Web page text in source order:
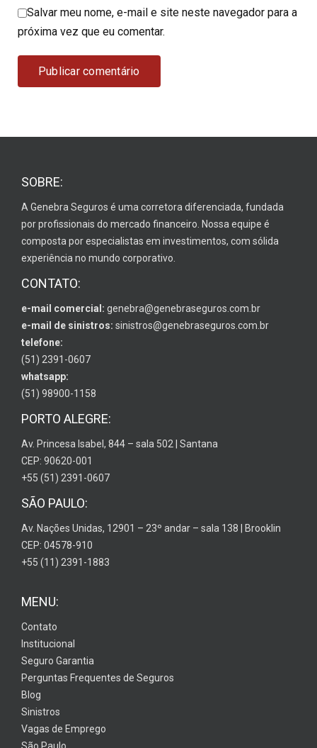
Salvar meu nome, e-mail e site neste navegador para a
próxima vez que eu comentar.
SOBRE:
A Genebra Seguros é uma corretora diferenciada, fundada
por profissionais do mercado financeiro. Nossa equipe é
composta por especialistas em investimentos, com sólida
experiência no mundo corporativo.
CONTATO:
e-mail comercial: genebra@genebraseguros.com.br
e-mail de sinistros: sinistros@genebraseguros.com.br
telefone:
(51) 2391-0607
whatsapp:
(51) 98900-1158
PORTO ALEGRE:
Av. Princesa Isabel, 844 – sala 502 | Santana
CEP: 90620-001
+55 (51) 2391-0607
SÃO PAULO:
Av. Nações Unidas, 12901 – 23º andar – sala 138 | Brooklin
CEP: 04578-910
+55 (11) 2391-1883
MENU:
Contato
Institucional
Seguro Garantia
Perguntas Frequentes de Seguros
Blog
Sinistros
Vagas de Emprego